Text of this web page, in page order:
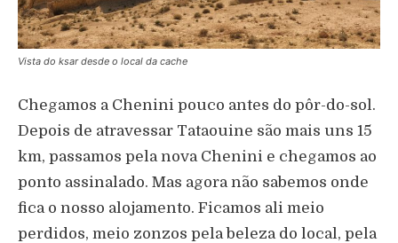
Vista do ksar desde o local da cache
Chegamos a Chenini pouco antes do pôr-do-sol.
Depois de atravessar Tataouine são mais uns 15
km, passamos pela nova Chenini e chegamos ao
ponto assinalado. Mas agora não sabemos onde
fica o nosso alojamento. Ficamos ali meio
perdidos, meio zonzos pela beleza do local, pela